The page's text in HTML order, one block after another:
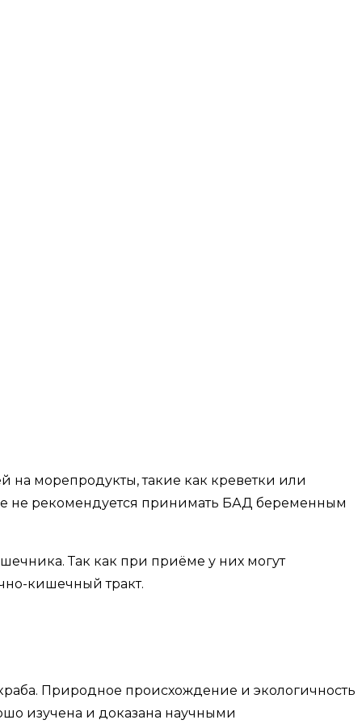
на морепродукты, такие как креветки или
не рекомендуется принимать БАД беременным
Так как при приёме у них могут
кишечный тракт.
Природное происхождение и экологичность
изучена и доказана научными